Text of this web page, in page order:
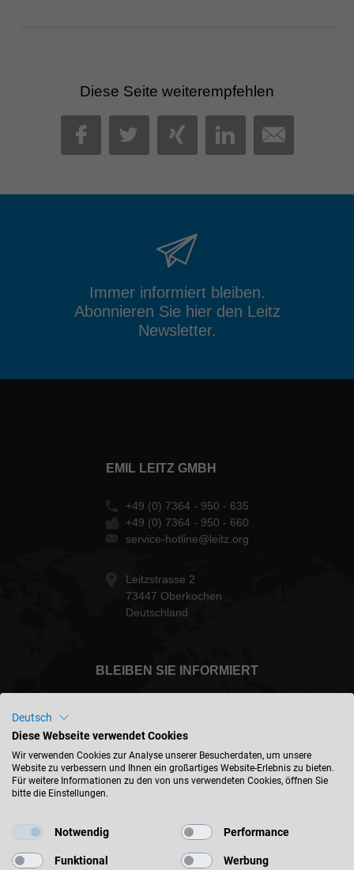
Diese Seite weiterempfehlen
FACEBOOK
TWITTER
XINGLINKEDIN
MAIL
Immer informiert bleiben.
Abonnieren Sie hier den Leitz
Newsletter.
EMIL LEITZ GMBH
+49 (0) 7364 - 950 - 635
+49 (0) 7364 - 950 - 660
service-hotline@leitz.org
Leitzstrasse 2
73447 Oberkochen
Deutschland
BLEIBEN SIE INFORMIERT
Deutschland - deutsch
Deutsch
Diese Webseite verwendet Cookies
Wir verwenden Cookies zur Analyse unserer Besucherdaten, um unsere
Website zu verbessern und Ihnen ein großartiges Website-Erlebnis zu bieten.
Für weitere Informationen zu den von uns verwendeten Cookies, öffnen Sie
bitte die Einstellungen.
Notwendig Performance
Funktional Werbung